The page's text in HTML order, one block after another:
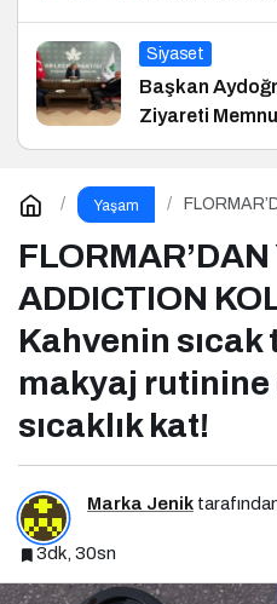
Siyaset
Başkan
Ziyareti
Yaşam
makyaj
ADDICTION
Kahvenin sıcak
makyaj rutinine
sıcaklık kat!
Marka Jenik
3dk, 30sn